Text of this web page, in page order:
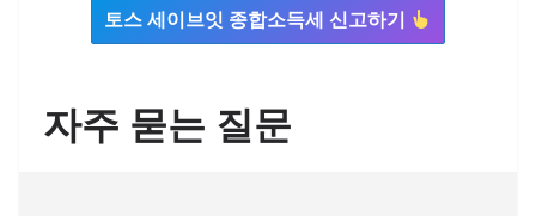
토스 세이브잇 종합소득세 신고하기
자주 묻는 질문